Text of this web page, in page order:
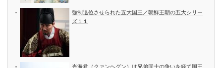
強制退位させられた五大国王／朝鮮王朝の五大シリー
ズ１１
光海君（クァンヘグン）は兄弟同士の争いを経て国王